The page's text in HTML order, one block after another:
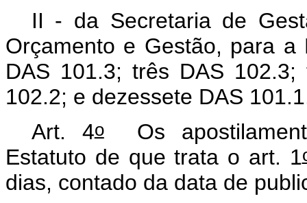
II - da Secretaria de
Orçamento e Gestão, para a
DAS 101.3; três DAS
102.2; e dezessete DAS
Art. 4oOs
Estatuto de que trata o art. 1
dias, contado da data de